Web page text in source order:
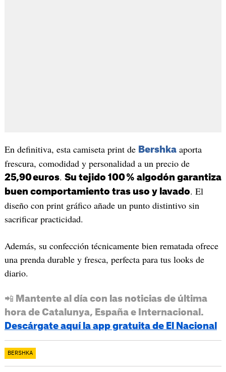
En definitiva, esta camiseta print de Bershkaaporta
frescura, comodidad y personalidad a un precio de
25,90 euros. Su tejido 100 % algodón garantiza
buen comportamiento tras uso y lavado. El
diseño con print gráfico añade un punto distintivo sin
sacrificar practicidad.
Además, su confección técnicamente bien rematada ofrece
una prenda durable y fresca, perfecta para tus looks de
diario.
📲 Mantente al día con las noticias de última
hora de Catalunya, España e Internacional.
Descárgate aquí la app gratuita de El Nacional
BERSHKA